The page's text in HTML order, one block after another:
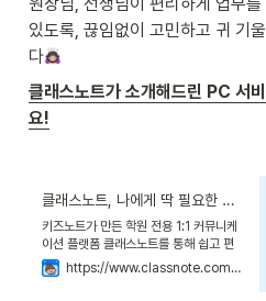
원장님, 선생님이 편리하게 업무
있도록, 끊임없이 고민하고 귀 기
다
클래스노트가 소개해드린 PC 서
요!
클래스노트, 나에게 딱 필요한 학원 앱
키즈노트가 만든 학원 전용 1:1 커뮤니케
이션 플랫폼 클래스노트를 통해 쉽고 편
리한 교육기관/가정의 소통을 시작해보세
요.
https://www.classnote.com/kr